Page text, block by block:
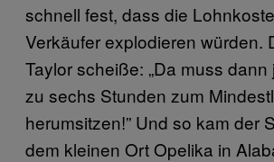
schnell fest, dass die
Verkäufer explodieren würden.
Taylor scheiße: „Da muss
zu sechs Stunden zum
herumsitzen!” Und so kam der
dem kleinen Ort Opelika in